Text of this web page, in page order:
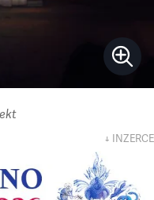
↓ INZERCE